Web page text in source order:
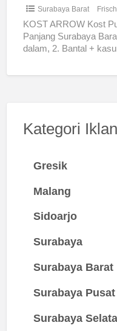
Surabaya Barat
KOST ARROW Kost
Panjang Surabaya
dalam, 2. Bantal +
Kategori Iklan
Gresik
Malang
Sidoarjo
Surabaya
Surabaya Barat
Surabaya Pusat
Surabaya